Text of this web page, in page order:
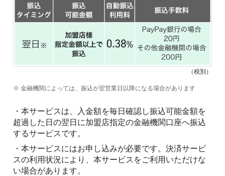
（税別）
※ 金融機関によっては、振込が翌営業日以降になる場合があります
・本サービスは、入金額を毎日確認し振込可能金額を
超過した日の翌日に加盟店指定の金融機関口座へ振込
するサービスです。
・本サービスにはお申し込みが必要です。決済サービ
スの利用状況により、本サービスをご利用いただけな
い場合があります。